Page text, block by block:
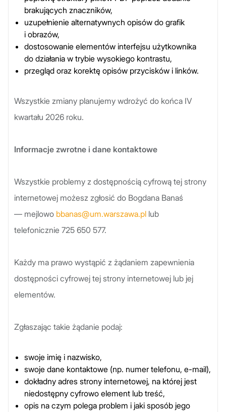
brakujących znaczników,
uzupełnienie alternatywnych opisów do grafik
i obrazów,
dostosowanie elementów interfejsu użytkownika
do działania w trybie wysokiego kontrastu,
przegląd oraz korektę opisów przycisków i linków.
Wszystkie zmiany planujemy wdrożyć do końca IV
kwartału 2026 roku.
Informacje zwrotne i dane kontaktowe
Wszystkie problemy z dostępnością cyfrową tej strony
internetowej możesz zgłosić do Bogdana Banaś
— mejlowo bbanas@um.warszawa.pl lub
telefonicznie 725 650 577.
Każdy ma prawo wystąpić z żądaniem zapewnienia
dostępności cyfrowej tej strony internetowej lub jej
elementów.
Zgłaszając takie żądanie podaj:
swoje imię i nazwisko,
swoje dane kontaktowe (np. numer telefonu, e-mail),
dokładny adres strony internetowej, na której jest
niedostępny cyfrowo element lub treść,
opis na czym polega problem i jaki sposób jego